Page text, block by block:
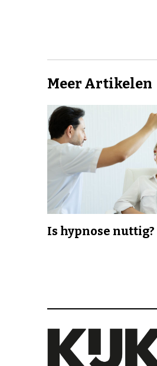
Meer Artikelen
Is hypnose nuttig?